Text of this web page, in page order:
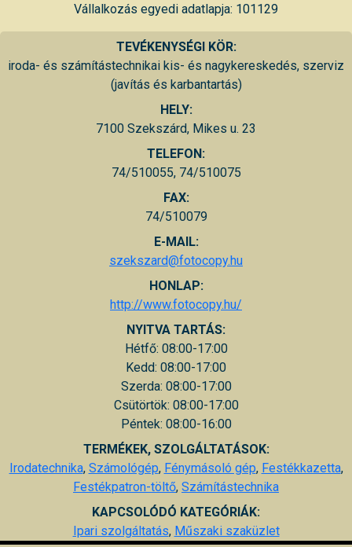
Vállalkozás egyedi adatlapja: 101129
TEVÉKENYSÉGI KÖR:
iroda- és számítástechnikai kis- és nagykereskedés, szerviz
(javítás és karbantartás)
HELY:
7100 Szekszárd, Mikes u. 23
TELEFON:
74/510055, 74/510075
FAX:
74/510079
E-MAIL:
szekszard@fotocopy.hu
HONLAP:
http://www.fotocopy.hu/
NYITVA TARTÁS:
Hétfő: 08:00-17:00
Kedd: 08:00-17:00
Szerda: 08:00-17:00
Csütörtök: 08:00-17:00
Péntek: 08:00-16:00
TERMÉKEK, SZOLGÁLTATÁSOK:
Irodatechnika, Számológép, Fénymásoló gép, Festékkazetta,
Festékpatron-töltő, Számítástechnika
KAPCSOLÓDÓ KATEGÓRIÁK:
Ipari szolgáltatás, Műszaki szaküzlet